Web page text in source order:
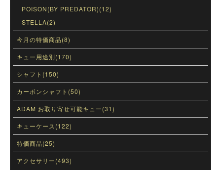
POISON(BY PREDATOR)(12)
STELLA(2)
今月の特価商品(8)
キュー用途別(170)
シャフト(150)
カーボンシャフト(50)
ADAM お取り寄せ可能キュー(31)
キューケース(122)
特価商品(25)
アクセサリー(493)